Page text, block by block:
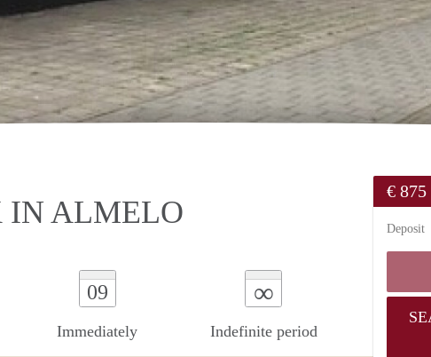
IN ALMELO
09
Immediately
∞
Indefinite period
€ 875
Deposit